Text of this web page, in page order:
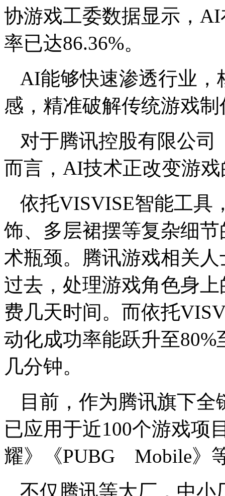
协游戏工委数据显示，
率已达86.36%。
AI能够快速渗透行业，
感，精准破解传统游戏
对于腾讯控股有限公司
而言，AI技术正改变游
依托VISVISE智能工具
饰、多层裙摆等复杂细
术瓶颈。腾讯游戏相关
过去，处理游戏角色身
费几天时间。而依托
动化成功率能跃升至
几分钟。
目前，作为腾讯旗下
已应用于近100个游戏项
耀》《PUBG Mobile》
不仅腾讯等大厂，中